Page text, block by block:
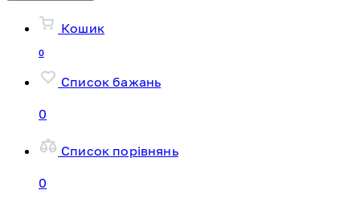
Кошик
0
Список бажань
0
Список порівнянь
0